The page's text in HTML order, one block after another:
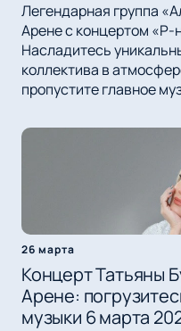
Легендарная группа
Арене с концертом «Р-
Насладитесь
коллектива в
пропустите главное
26 марта
Концерт Татьяны
Арене:
музыки 6 марта